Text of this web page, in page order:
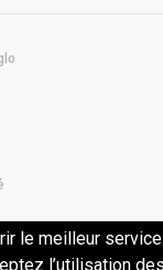
le meilleur
l’utilisation